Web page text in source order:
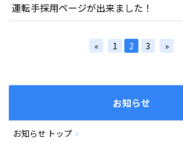
運転手採用ページが出来ました！
« 1 2 3 »
お知らせ
お知らせ トップ